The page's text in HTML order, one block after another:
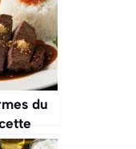
du
et